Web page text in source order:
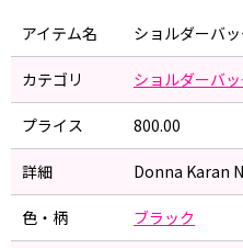
アイテム名 ショルダーバ
カテゴリ ショルダーバ
プライス 800.00
詳細 Donna Karan
色・柄 ブラック